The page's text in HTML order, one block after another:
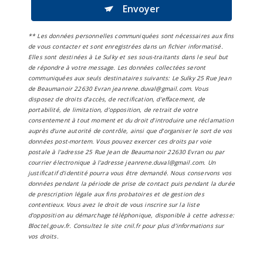
Envoyer
** Les données personnelles communiquées sont nécessaires aux fins
de vous contacter et sont enregistrées dans un fichier informatisé.
Elles sont destinées à Le Sulky et ses sous-traitants dans le seul but
de répondre à votre message. Les données collectées seront
communiquées aux seuls destinataires suivants: Le Sulky 25 Rue Jean
de Beaumanoir 22630 Evran jeanrene.duval@gmail.com. Vous
disposez de droits d’accès, de rectification, d’effacement, de
portabilité, de limitation, d’opposition, de retrait de votre
consentement à tout moment et du droit d’introduire une réclamation
auprès d’une autorité de contrôle, ainsi que d’organiser le sort de vos
données post-mortem. Vous pouvez exercer ces droits par voie
postale à l'adresse 25 Rue Jean de Beaumanoir 22630 Evran ou par
courrier électronique à l'adresse jeanrene.duval@gmail.com. Un
justificatif d'identité pourra vous être demandé. Nous conservons vos
données pendant la période de prise de contact puis pendant la durée
de prescription légale aux fins probatoires et de gestion des
contentieux. Vous avez le droit de vous inscrire sur la liste
d'opposition au démarchage téléphonique, disponible à cette adresse:
Bloctel.gouv.fr. Consultez le site cnil.fr pour plus d’informations sur
vos droits.